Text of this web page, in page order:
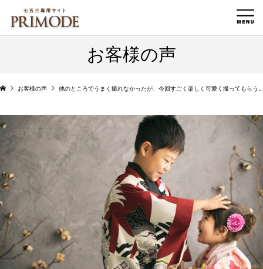
お客様の声
お客様の声 他のところでうまく撮れなかったが、今回すごく楽しく可愛く撮ってもらうことができました